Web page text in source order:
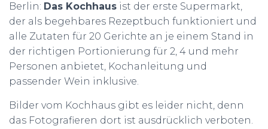
Berlin: Das Kochhaus ist der erste Supermarkt,
der als begehbares Rezeptbuch funktioniert und
alle Zutaten für 20 Gerichte an je einem Stand in
der richtigen Portionierung für 2, 4 und mehr
Personen anbietet, Kochanleitung und
passender Wein inklusive.
Bilder vom Kochhaus gibt es leider nicht, denn
das Fotografieren dort ist ausdrücklich verboten.